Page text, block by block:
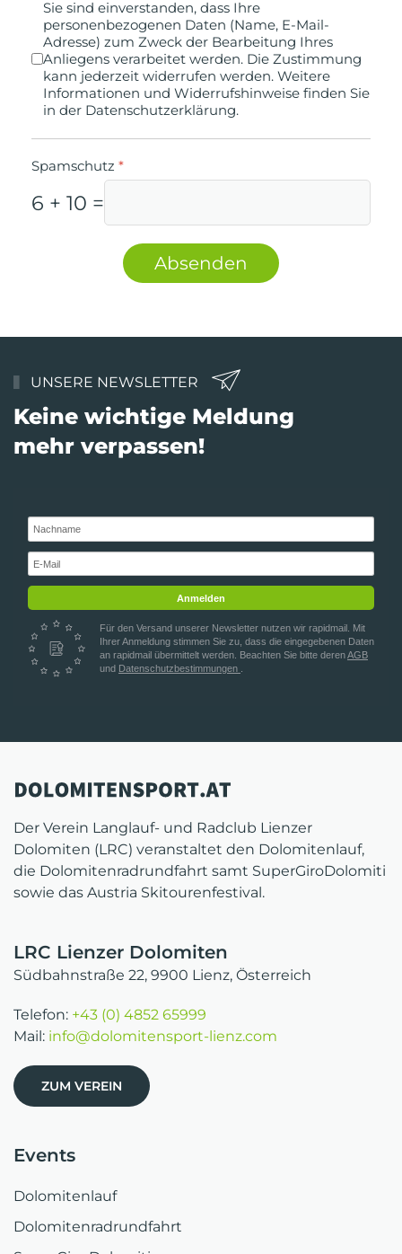
Sie sind einverstanden, dass Ihre
personenbezogenen Daten (Name, E-Mail-
Adresse) zum Zweck der Bearbeitung Ihres
Anliegens verarbeitet werden. Die Zustimmung
kann jederzeit widerrufen werden. Weitere
Informationen und Widerrufshinweise finden Sie
in der Datenschutzerklärung.
Spamschutz *
6 + 10 =
Absenden
UNSERE NEWSLETTER
Keine wichtige Meldung
mehr verpassen!
Anmelden
Für den Versand unserer Newsletter nutzen wir rapidmail. Mit
Ihrer Anmeldung stimmen Sie zu, dass die eingegebenen Daten
an rapidmail übermittelt werden. Beachten Sie bitte derenAGB
und Datenschutzbestimmungen
Der Verein Langlauf- und Radclub Lienzer
Dolomiten (LRC) veranstaltet den Dolomitenlauf,
die Dolomitenradrundfahrt samt SuperGiroDolomiti
sowie das Austria Skitourenfestival.
LRC Lienzer Dolomiten
Südbahnstraße 22, 9900 Lienz, Österreich
Telefon: +43 (0) 4852 65999
Mail: info@dolomitensport-lienz.com
ZUM VEREIN
Events
Dolomitenlauf
Dolomitenradrundfahrt